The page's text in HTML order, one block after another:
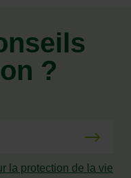
?
la protection de la vie